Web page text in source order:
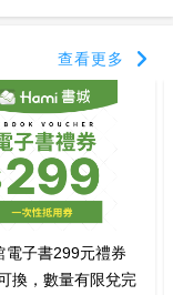
查看更多
電子書299元禮券
換，數量有限兌完